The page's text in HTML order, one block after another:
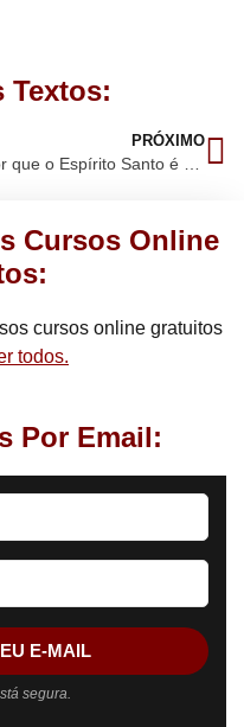
Textos:
PRÓXIMO
Cursos Online
cursos online gratuitos
todos.
Por Email:
E-MAIL
segura.